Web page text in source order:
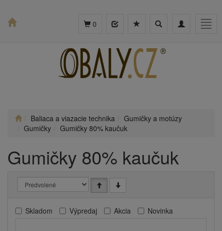
Toggle
Toggle
0
Baliaca a viazacie technika
Gumičky a motúzy
Gumičky
Gumičky 80% kaučuk
Gumičky 80% kaučuk
Skladom Výpredaj Akcia Novinka